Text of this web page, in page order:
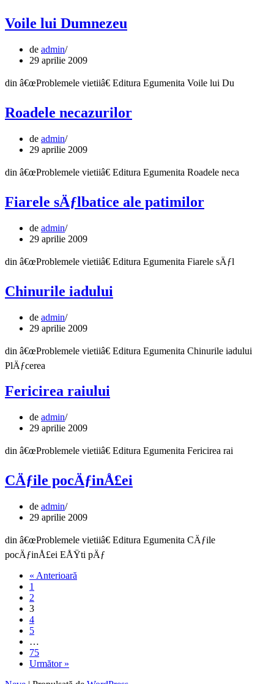
Voile lui Dumnezeu
de admin
29 aprilie 2009
din â€œProblemele vietiiâ€ Editura Egumenita Voile lui Du
Roadele necazurilor
de admin
29 aprilie 2009
din â€œProblemele vietiiâ€ Editura Egumenita Roadele neca
Fiarele sÄƒlbatice ale patimilor
de admin
29 aprilie 2009
din â€œProblemele vietiiâ€ Editura Egumenita Fiarele sÄƒl
Chinurile iadului
de admin
29 aprilie 2009
din â€œProblemele vietiiâ€ Editura Egumenita Chinurile iadului
PlÄƒcerea
Fericirea raiului
de admin
29 aprilie 2009
din â€œProblemele vietiiâ€ Editura Egumenita Fericirea rai
CÄƒile pocÄƒinÅ£ei
de admin
29 aprilie 2009
din â€œProblemele vietiiâ€ Editura Egumenita CÄƒile
pocÄƒinÅ£ei EÅŸti pÄƒ
« Anterioară
1
2
3
4
5
…
75
Următor »